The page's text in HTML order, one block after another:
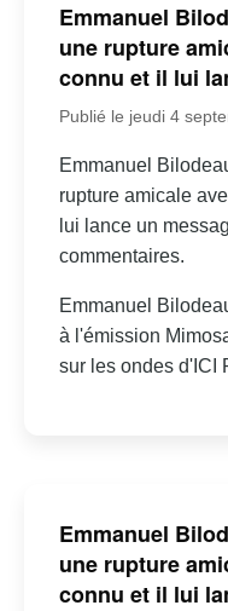
Emmanuel
une rupture
connu et il lui
Publié le jeudi 4
Emmanuel
rupture amicale
lui lance un
commentaires.
Emmanuel
à l'émission
sur les ondes d'ICI
Emmanuel
une rupture
connu et il lui